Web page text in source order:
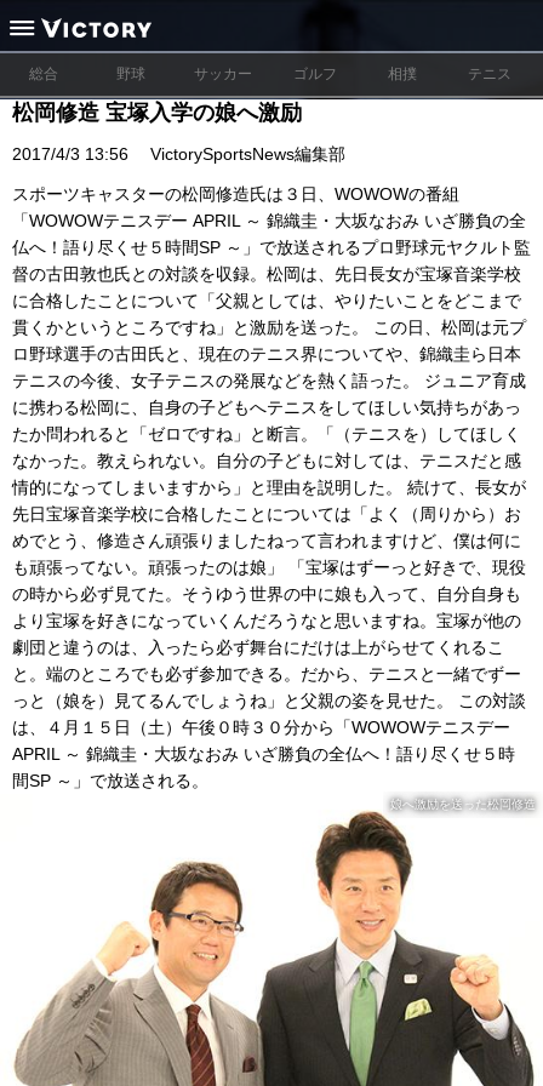
総合 野球 サッカー ゴルフ 相撲 テニス
松岡修造 宝塚入学の娘へ激励
2017/4/3 13:56 VictorySportsNews編集部
スポーツキャスターの松岡修造氏は３日、WOWOWの番組
「WOWOWテニスデー APRIL ～ 錦織圭・大坂なおみ いざ勝負の全
仏へ！語り尽くせ５時間SP ～」で放送されるプロ野球元ヤクルト監
督の古田敦也氏との対談を収録。松岡は、先日長女が宝塚音楽学校
に合格したことについて「父親としては、やりたいことをどこまで
貫くかというところですね」と激励を送った。 この日、松岡は元プ
ロ野球選手の古田氏と、現在のテニス界についてや、錦織圭ら日本
テニスの今後、女子テニスの発展などを熱く語った。 ジュニア育成
に携わる松岡に、自身の子どもへテニスをしてほしい気持ちがあっ
たか問われると「ゼロですね」と断言。「（テニスを）してほしく
なかった。教えられない。自分の子どもに対しては、テニスだと感
情的になってしまいますから」と理由を説明した。 続けて、長女が
先日宝塚音楽学校に合格したことについては「よく（周りから）お
めでとう、修造さん頑張りましたねって言われますけど、僕は何に
も頑張ってない。頑張ったのは娘」 「宝塚はずーっと好きで、現役
の時から必ず見てた。そうゆう世界の中に娘も入って、自分自身も
より宝塚を好きになっていくんだろうなと思いますね。宝塚が他の
劇団と違うのは、入ったら必ず舞台にだけは上がらせてくれるこ
と。端のところでも必ず参加できる。だから、テニスと一緒でずー
っと（娘を）見てるんでしょうね」と父親の姿を見せた。 この対談
は、４月１５日（土）午後０時３０分から「WOWOWテニスデー
APRIL ～ 錦織圭・大坂なおみ いざ勝負の全仏へ！語り尽くせ５時
間SP ～」で放送される。
娘へ激励を送った松岡修造